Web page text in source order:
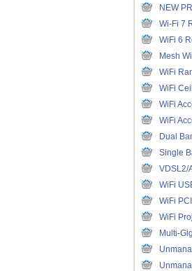
NEW
Wi-Fi 7
WiFi 6
Mesh
WiFi
WiFi
WiFi
WiFi
Dual
Single
VDSL2/
WiFi
WiFi
WiFi
Multi-